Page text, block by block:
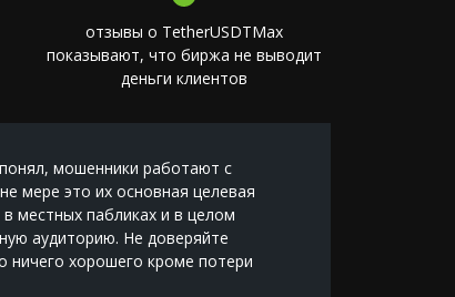
отзывы о TetherUSDTMax
показывают, что биржа не выводит
деньги клиентов
мошенники работают с
мере это их основная целевая
местных пабликах и в целом
аудиторию. Не доверяйте
хорошего кроме потери